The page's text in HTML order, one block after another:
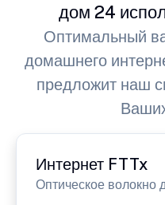
дом 24
Оптимальный
домашнего
предложит наш
Интернет FTTx
Оптическое волокно